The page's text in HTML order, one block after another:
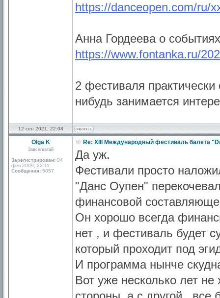
https://danceopen.com/ru/
Анна Гордеева о
https://www.fontanka.ru/
2 фестиваля
нибудь занимается
12 сен 2021, 22:08
Olga K
Завсегдатай
Зарегистрирован: 04
фев 2009, 22:11
Сообщения: 5057
Re: XIII Международный фестиваль балета
Да уж.
Фестивали просто
"Данс Оупен"
финансовой
Он хорошо всегда
нет , и фестиваль будет
который проходит под
И программа нынче
Вот уже несколько лет